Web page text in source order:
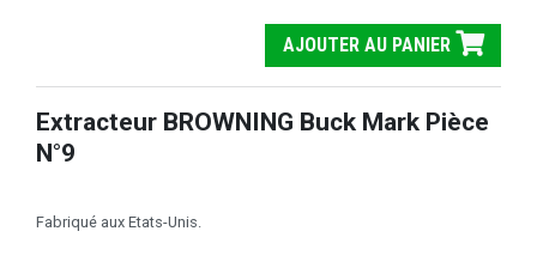
AJOUTER AU PANIER
Extracteur BROWNING Buck Mark Pièce
N°9
Fabriqué aux Etats-Unis.